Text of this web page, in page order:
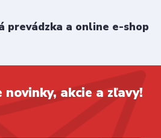
prevádzka a online e-shop
novinky, akcie a zľavy!